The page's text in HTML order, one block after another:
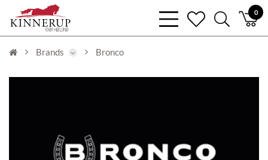
0
bars
light
heart
search
light
Brands Bronco